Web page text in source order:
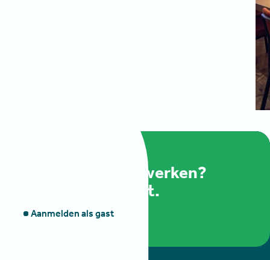
Ook effectief netwerken?
Meld je aan als gast.
Aanmelden als gast